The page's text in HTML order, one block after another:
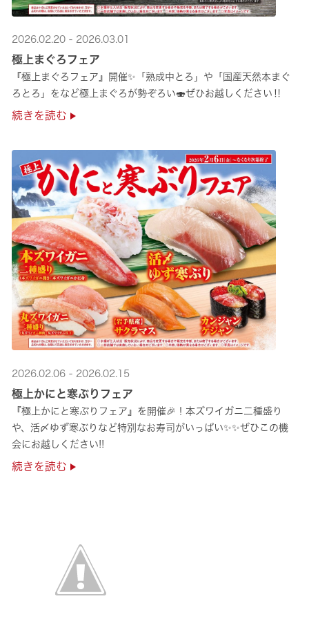
2026.02.20 - 2026.03.01
極上まぐろフェア
『極上まぐろフェア』開催✨「熟成中とろ」や「国産天然本まぐ
ろとろ」をなど極上まぐろが勢ぞろい🍣ぜひお越しください‼
続きを読む
2026.02.06 - 2026.02.15
極上かにと寒ぶりフェア
『極上かにと寒ぶりフェア』を開催🎉！本ズワイガニ二種盛り
や、活〆ゆず寒ぶりなど特別なお寿司がいっぱい✨✨ぜひこの機
会にお越しください!!
続きを読む